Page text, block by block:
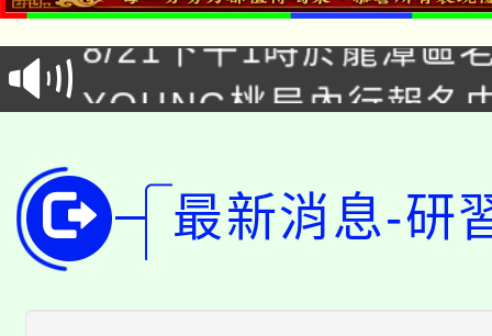
場熱烈登場!
8/21下午1時於龍潭區
徵才活動。
YOUNG桃局內行報名
開!
115年桃園市運動會8/
田徑場及游泳池舉行。
桃園市低收入戶享有免
視費優惠，中低收入戶
大園自造教育及科技中
最新消息-研